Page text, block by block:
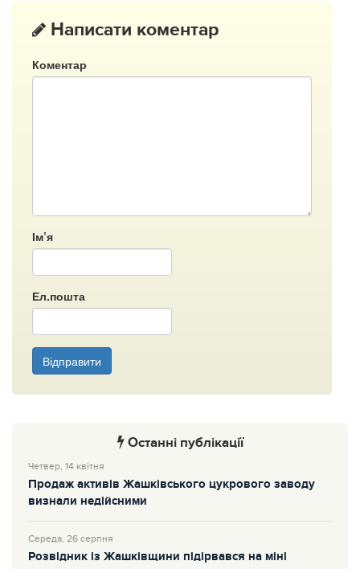
Написати коментар
Коментар
Ім’я
Ел.пошта
Відправити
Останні публікації
Четвер, 14 квітня
Продаж активів Жашківського цукрового заводу
визнали недійсними
Середа, 26 серпня
Розвідник із Жашківщини підірвався на міні